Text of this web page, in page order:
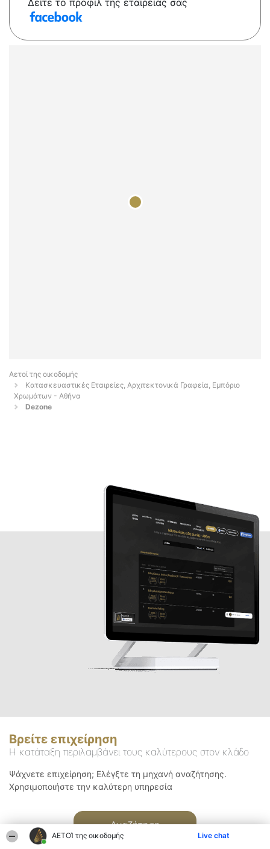
ΑΕΤΟΊ της οικοδομής Live chat
Δείτε το προφίλ της εταιρείας σας
Αετοί της οικοδομής
Κατασκευαστικές Εταιρείες, Αρχιτεκτονικά Γραφεία, Εμπόριο
Χρωμάτων - Αθήνα
Dezone
Βρείτε επιχείρηση
Η κατάταξη περιλαμβάνει τους καλύτερους στον κλάδο
Ψάχνετε επιχείρηση; Ελέγξτε τη μηχανή αναζήτησης.
Χρησιμοποιήστε την καλύτερη υπηρεσία
Αναζήτηση